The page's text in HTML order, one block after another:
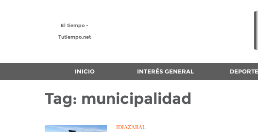
El tiempo -
Tutiempo.net
INICIO INTERÉS GENERAL
Tag: municipalidad
IDIAZABAL